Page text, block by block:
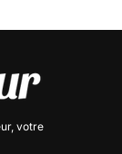
, votre